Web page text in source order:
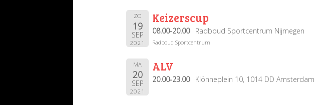
ZO
19
SEP
2021
Keizerscup
08.00-20.00 Radboud Sportcentrum Nijmegen
Radboud Sportcentrum
MA
20
SEP
2021
ALV
20.00-23.00 Klönneplein 10, 1014 DD Amsterdam